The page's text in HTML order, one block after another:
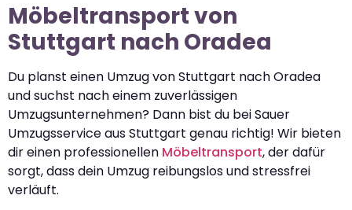
Möbeltransport von
Stuttgart nach Oradea
Du planst einen Umzug von Stuttgart nach Oradea
und suchst nach einem zuverlässigen
Umzugsunternehmen? Dann bist du bei Sauer
Umzugsservice aus Stuttgart genau richtig! Wir bieten
dir einen professionellen Möbeltransport, der dafür
sorgt, dass dein Umzug reibungslos und stressfrei
verläuft.